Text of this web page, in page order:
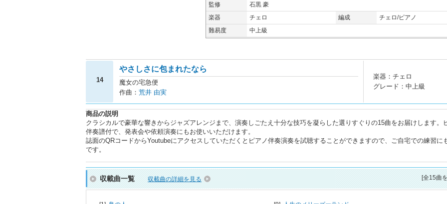
監修
石黒 豪
楽器
チェロ 編成
チェロ/ピアノ
難易度
中上級
14
やさしさに包まれたなら
魔女の宅急便
作曲： 荒井 由実
楽器：チェロ
グレード：中上級
商品の説明
クラシカルで豪華な響きからジャズアレンジまで、演奏しごたえ十分な技巧を凝らした選りすぐりの15曲をお届けします。
伴奏譜付で、発表会や依頼演奏にもお使いいただけます。
誌面のQRコードからYoutubeにアクセスしていただくとピアノ伴奏演奏を試聴することができますので、ご自宅での練習に
です。
収載曲一覧 収載曲の詳細を見る [全15曲